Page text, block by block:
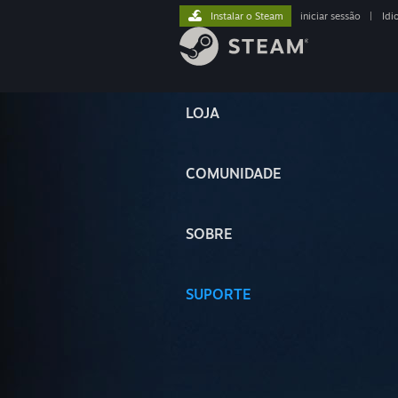
LOJA
COMUNIDADE
SOBRE
SUPORTE
Instalar o Steam iniciar sessão